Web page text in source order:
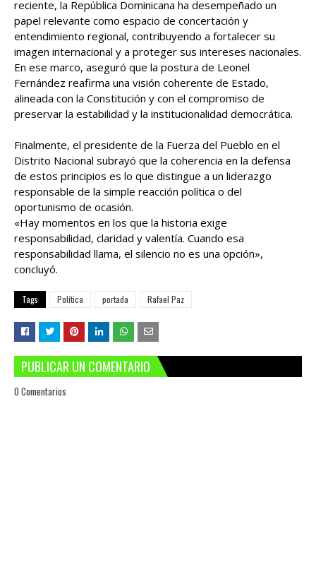
reciente, la República Dominicana ha desempeñado un
papel relevante como espacio de concertación y
entendimiento regional, contribuyendo a fortalecer su
imagen internacional y a proteger sus intereses nacionales.
En ese marco, aseguró que la postura de Leonel
Fernández reafirma una visión coherente de Estado,
alineada con la Constitución y con el compromiso de
preservar la estabilidad y la institucionalidad democrática.
Finalmente, el presidente de la Fuerza del Pueblo en el
Distrito Nacional subrayó que la coherencia en la defensa
de estos principios es lo que distingue a un liderazgo
responsable de la simple reacción política o del
oportunismo de ocasión.
«Hay momentos en los que la historia exige
responsabilidad, claridad y valentía. Cuando esa
responsabilidad llama, el silencio no es una opción»,
concluyó.
Tags Política portada Rafael Paz
PUBLICAR UN COMENTARIO
0 Comentarios